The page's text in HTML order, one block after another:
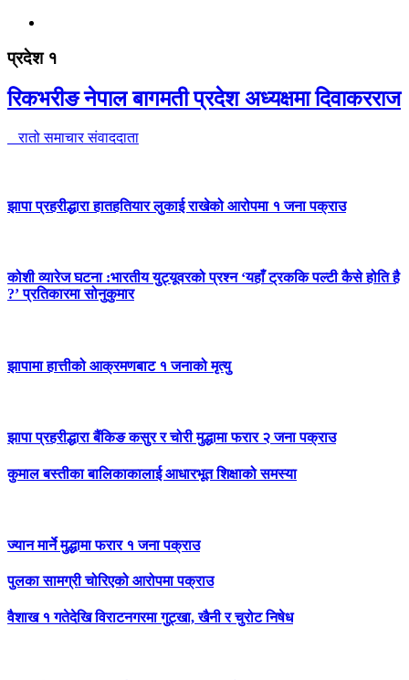
प्रदेश १
रिकभरीङ नेपाल बागमती प्रदेश अध्यक्षमा दिवाकरराज
रातो समाचार संवाददाता
झापा प्रहरीद्धारा हातहतियार लुकाई राखेको आरोपमा १ जना पक्राउ
कोशी व्यारेज घटना :भारतीय युट्यूवरको प्रश्न ‘यहाँ ट्रककि पल्टी कैसे होति है
?’ प्रतिकारमा सोनुकुमार
झापामा हात्तीको आक्रमणबाट १ जनाको मृत्यु
झापा प्रहरीद्धारा बैंकिङ कसुर र चोरी मुद्धामा फरार २ जना पक्राउ
कुमाल बस्तीका बालिकाकालाई आधारभूत शिक्षाको समस्या
ज्यान मार्ने मुद्धामा फरार १ जना पक्राउ
पुलका सामग्री चोरिएको आरोपमा पक्राउ
वैशाख १ गतेदेखि विराटनगरमा गुट्खा, खैनी र चुरोट निषेध